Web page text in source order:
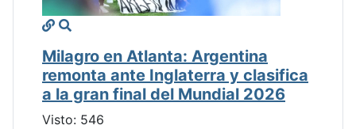
Milagro en Atlanta: Argentina
remonta ante Inglaterra y clasifica
a la gran final del Mundial 2026
Visto: 546